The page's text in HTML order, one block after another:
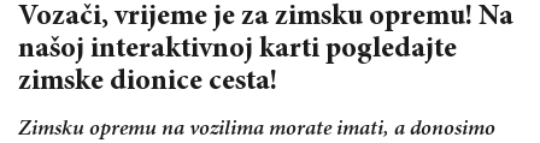
Vozači, vrijeme je za zimsku opremu! Na
našoj interaktivnoj karti pogledajte
zimske dionice cesta!
Zimsku opremu na vozilima morate imati, a donosimo